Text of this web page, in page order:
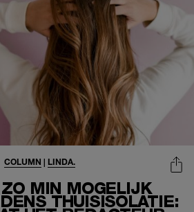
MIN MOGELIJK
THUISISOLATIE:
COLUMN | LINDA.